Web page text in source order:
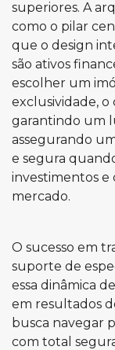
superiores. A
como o pilar
que o design
são ativos
escolher um
exclusividade, o
garantindo um
assegurando
e segura
investimentos e
mercado.
O sucesso em
suporte de
essa dinâmica
em resultados
busca navegar
com total